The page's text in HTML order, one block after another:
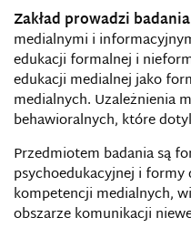
Zakład prowadzi badania
medialnymi i
edukacji formalnej i
edukacji medialnej jako
medialnych. Uzależnienia
behawioralnych, które
Przedmiotem badania są
psychoedukacyjnej i
kompetencji medialnych,
obszarze komunikacji